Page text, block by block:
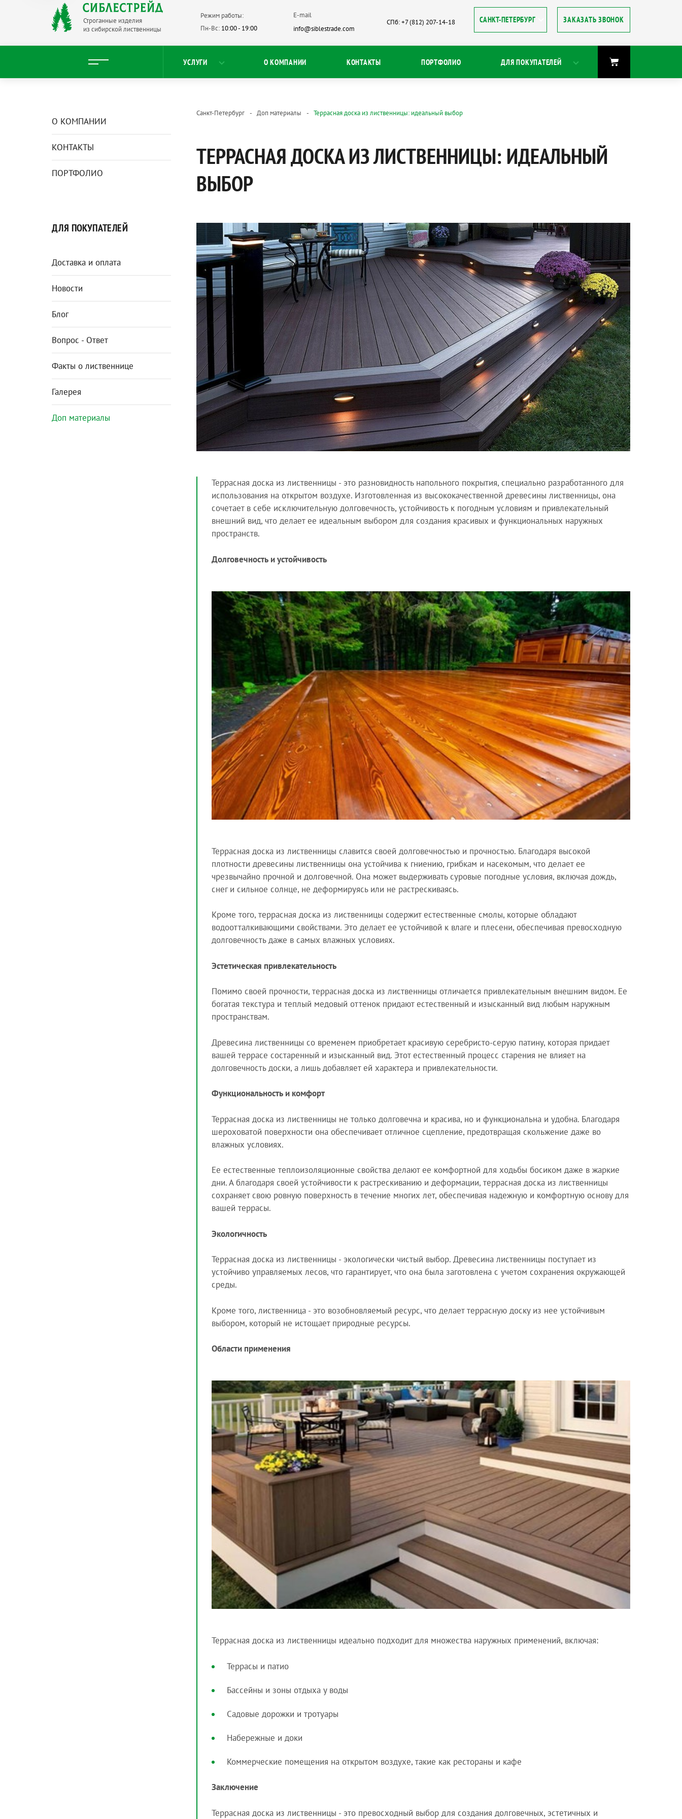
Строганные изделия
из сибирской лиственницы
ЗАКАЗАТЬ ЗВОНОК
УСЛУГИ О КОМПАНИИ КОНТАКТЫ ПОРТФОЛИО ДЛЯ ПОКУПАТЕЛЕЙ
Режим работы:
Пн-Вс: 10:00 - 19:00
E-mail
info@siblestrade.com
СПб: +7 (812) 207-14-18
О КОМПАНИИ
КОНТАКТЫ
ПОРТФОЛИО
ДЛЯ ПОКУПАТЕЛЕЙ
Доставка и оплата
Новости
Блог
Вопрос - Ответ
Факты о лиственнице
Галерея
Доп материалы
Санкт-Петербург Доп материалы Террасная доска из лиственницы: идеальный выбор
ТЕРРАСНАЯ ДОСКА ИЗ ЛИСТВЕННИЦЫ: ИДЕАЛЬНЫЙ
ВЫБОР
Террасная доска из лиственницы - это разновидность напольного покрытия, специально разработанного для
использования на открытом воздухе. Изготовленная из высококачественной древесины лиственницы, она
сочетает в себе исключительную долговечность, устойчивость к погодным условиям и привлекательный
внешний вид, что делает ее идеальным выбором для создания красивых и функциональных наружных
пространств.
Долговечность и устойчивость
Террасная доска из лиственницы славится своей долговечностью и прочностью. Благодаря высокой
плотности древесины лиственницы она устойчива к гниению, грибкам и насекомым, что делает ее
чрезвычайно прочной и долговечной. Она может выдерживать суровые погодные условия, включая дождь,
снег и сильное солнце, не деформируясь или не растрескиваясь.
Кроме того, террасная доска из лиственницы содержит естественные смолы, которые обладают
водоотталкивающими свойствами. Это делает ее устойчивой к влаге и плесени, обеспечивая превосходную
долговечность даже в самых влажных условиях.
Эстетическая привлекательность
Помимо своей прочности, террасная доска из лиственницы отличается привлекательным внешним видом. Ее
богатая текстура и теплый медовый оттенок придают естественный и изысканный вид любым наружным
пространствам.
Древесина лиственницы со временем приобретает красивую серебристо-серую патину, которая придает
вашей террасе состаренный и изысканный вид. Этот естественный процесс старения не влияет на
долговечность доски, а лишь добавляет ей характера и привлекательности.
Функциональность и комфорт
Террасная доска из лиственницы не только долговечна и красива, но и функциональна и удобна. Благодаря
шероховатой поверхности она обеспечивает отличное сцепление, предотвращая скольжение даже во
влажных условиях.
Ее естественные теплоизоляционные свойства делают ее комфортной для ходьбы босиком даже в жаркие
дни. А благодаря своей устойчивости к растрескиванию и деформации, террасная доска из лиственницы
сохраняет свою ровную поверхность в течение многих лет, обеспечивая надежную и комфортную основу для
вашей террасы.
Экологичность
Террасная доска из лиственницы - экологически чистый выбор. Древесина лиственницы поступает из
устойчиво управляемых лесов, что гарантирует, что она была заготовлена с учетом сохранения окружающей
среды.
Кроме того, лиственница - это возобновляемый ресурс, что делает террасную доску из нее устойчивым
выбором, который не истощает природные ресурсы.
Области применения
Террасная доска из лиственницы идеально подходит для множества наружных применений, включая:
Террасы и патио
Бассейны и зоны отдыха у воды
Садовые дорожки и тротуары
Набережные и доки
Коммерческие помещения на открытом воздухе, такие как рестораны и кафе
Заключение
Террасная доска из лиственницы - это превосходный выбор для создания долговечных, эстетичных и